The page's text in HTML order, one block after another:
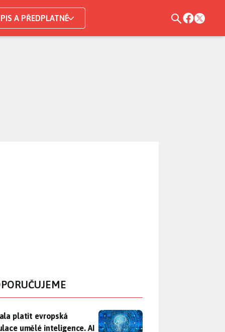
A PŘEDPLATNÉ
platit evropská regulace umělé inteligence. AI obsah
platit evropská
umělé inteligence. AI